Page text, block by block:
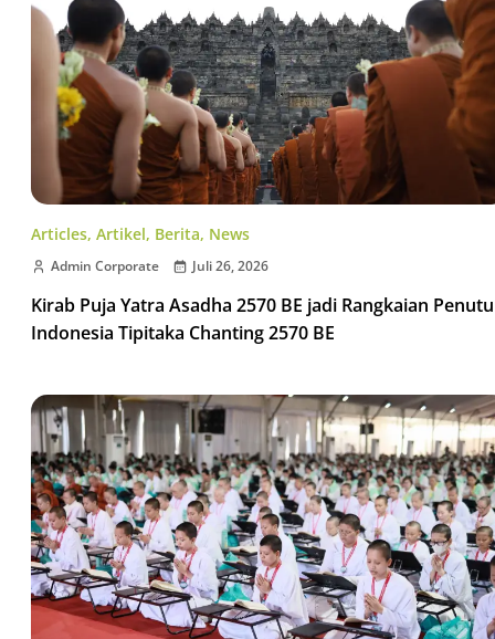
Articles, Artikel, Berita, News
Admin Corporate Juli 26, 2026
Kirab Puja Yatra Asadha 2570 BE jadi Rangkaian
Indonesia Tipitaka Chanting 2570 BE